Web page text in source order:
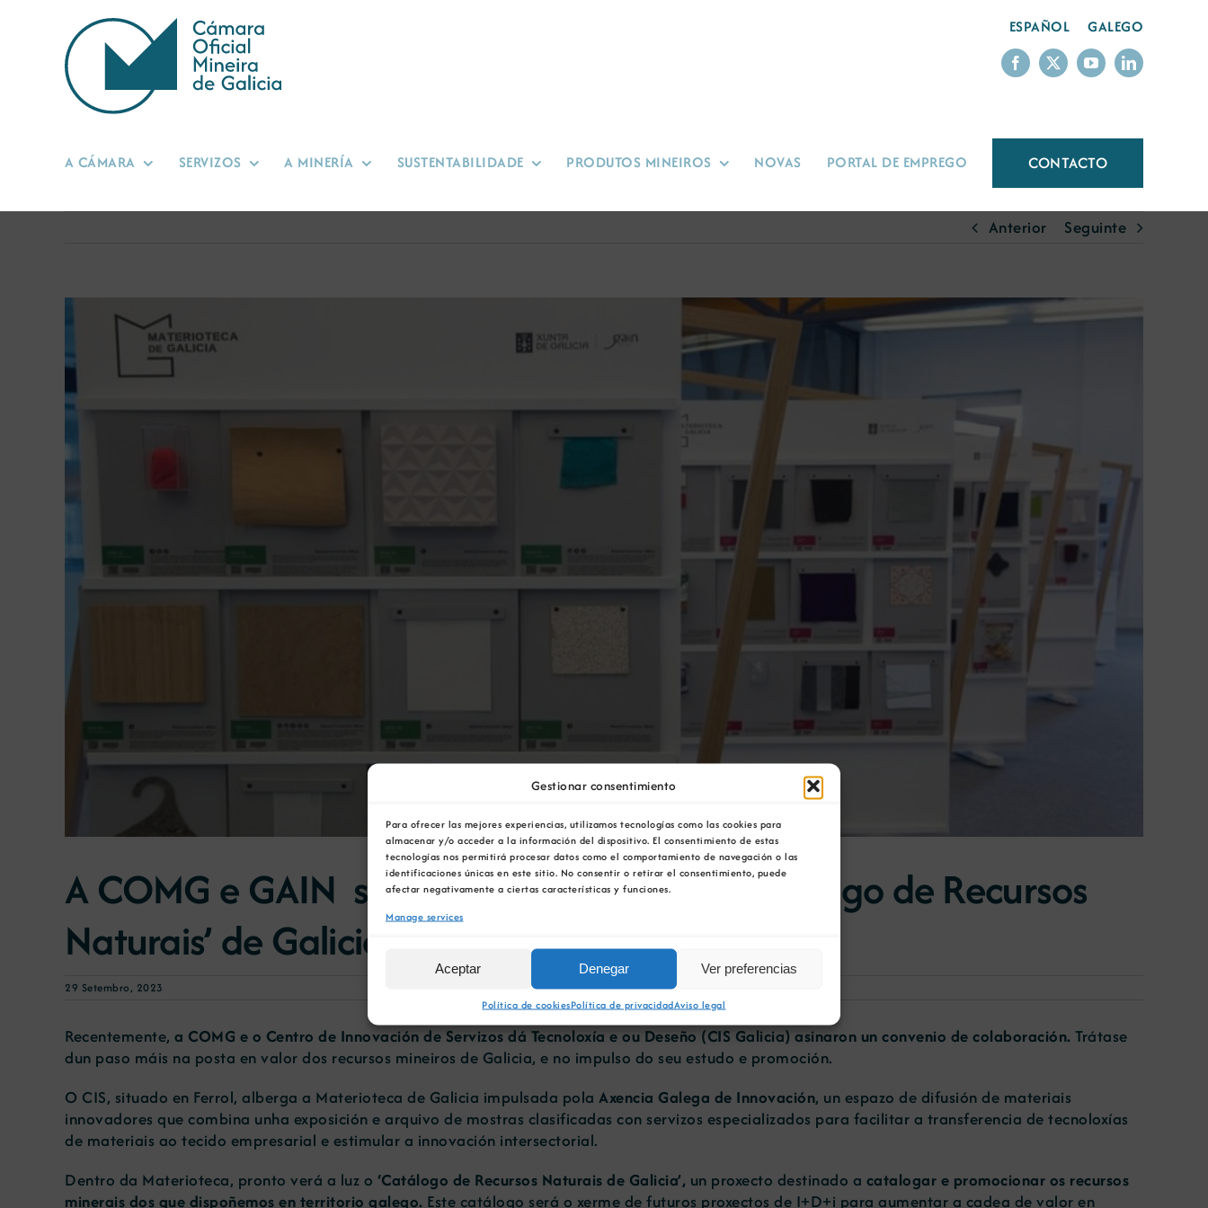
Gestionar consentimiento
Para ofrecer las mejores experiencias, utilizamos tecnologías como las cookies para
almacenar y/o acceder a la información del dispositivo. El consentimiento de estas
tecnologías nos permitirá procesar datos como el comportamiento de navegación o las
identificaciones únicas en este sitio. No consentir o retirar el consentimiento, puede
afectar negativamente a ciertas características y funciones.
Manage services
Aceptar Denegar Ver preferencias
Política de cookiesPolítica de privacidadAviso legal
ESPAÑOL GALEGO
A CÁMARA SERVIZOS A MINERÍA SUSTENTABILIDADE PRODUTOS MINEIROS NOVAS PORTAL DE EMPREGO CONTACTO
Anterior Seguinte
A COMG e GAIN seguen avanzando no ‘Catálogo de Recursos
Naturais’ de Galicia
29 Setembro, 2023
Recentemente, a COMG e o Centro de Innovación de Servizos dá Tecnoloxía e ou Deseño (CIS Galicia) asinaron un convenio de colaboración. Trátase
dun paso máis na posta en valor dos recursos mineiros de Galicia, e no impulso do seu estudo e promoción.
O CIS, situado en Ferrol, alberga a Materioteca de Galicia impulsada pola Axencia Galega de Innovación, un espazo de difusión de materiais
innovadores que combina unha exposición e arquivo de mostras clasificadas con servizos especializados para facilitar a transferencia de tecnoloxías
de materiais ao tecido empresarial e estimular a innovación intersectorial.
Dentro da Materioteca, pronto verá a luz o ‘Catálogo de Recursos Naturais de Galicia’, un proxecto destinado a catalogar e promocionar os recursos
minerais dos que dispoñemos en territorio galego. Este catálogo será o xerme de futuros proxectos de I+D+i para aumentar a cadea de valor en